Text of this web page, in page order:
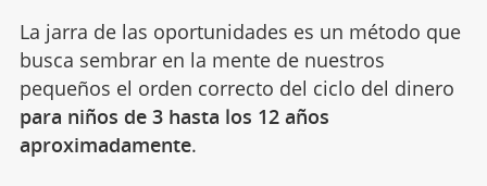
La jarra de las oportunidades es un método que
busca sembrar en la mente de nuestros
pequeños el orden correcto del ciclo del dinero
para niños de 3 hasta los 12 años
aproximadamente.